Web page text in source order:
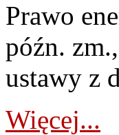
Prawo
późn.
ustawy z
Więcej...